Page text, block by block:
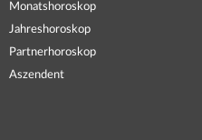
Monatshoroskop
Jahreshoroskop
Partnerhoroskop
Aszendent